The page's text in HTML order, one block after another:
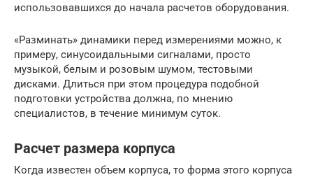
использовавшихся до начала расчетов оборудования.
«Разминать» динамики перед измерениями можно, к
примеру, синусоидальными сигналами, просто
музыкой, белым и розовым шумом, тестовыми
дисками. Длиться при этом процедура подобной
подготовки устройства должна, по мнению
специалистов, в течение минимум суток.
Расчет размера корпуса
Когда известен объем корпуса, то форма этого корпуса